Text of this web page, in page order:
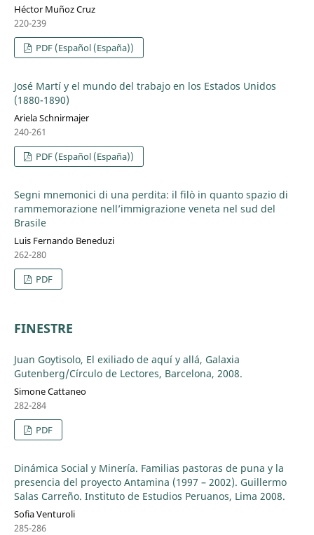
Héctor Muñoz Cruz
220-239
PDF (Español (España))
José Martí y el mundo del trabajo en los Estados Unidos
(1880-1890)
Ariela Schnirmajer
240-261
PDF (Español (España))
Segni mnemonici di una perdita: il filò in quanto spazio di
rammemorazione nell’immigrazione veneta nel sud del
Brasile
Luis Fernando Beneduzi
262-280
PDF
FINESTRE
Juan Goytisolo, El exiliado de aquí y allá, Galaxia
Gutenberg/Círculo de Lectores, Barcelona, 2008.
Simone Cattaneo
282-284
PDF
Dinámica Social y Minería. Familias pastoras de puna y la
presencia del proyecto Antamina (1997 – 2002). Guillermo
Salas Carreño. Instituto de Estudios Peruanos, Lima 2008.
Sofia Venturoli
285-286